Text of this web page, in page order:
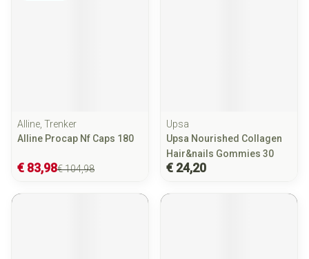
Alline, Trenker
Alline Procap Nf Caps 180
€ 104,98
€ 83,98
Upsa
Upsa Nourished Collagen
Hair&nails Gommies 30
€ 24,20